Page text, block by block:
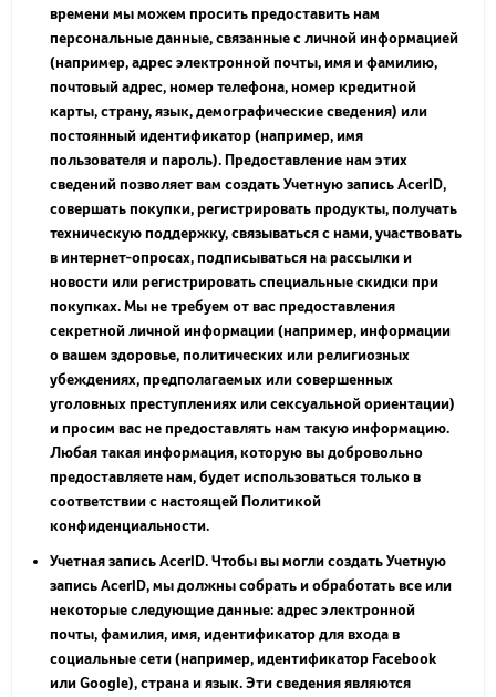
времени мы можем просить предоставить нам
персональные данные, связанные с личной информацией
(например, адрес электронной почты, имя и фамилию,
почтовый адрес, номер телефона, номер кредитной
карты, страну, язык, демографические сведения) или
постоянный идентификатор (например, имя
пользователя и пароль). Предоставление нам этих
сведений позволяет вам создать Учетную запись AcerID,
совершать покупки, регистрировать продукты, получать
техническую поддержку, связываться с нами, участвовать
в интернет-опросах, подписываться на рассылки и
новости или регистрировать специальные скидки при
покупках. Мы не требуем от вас предоставления
секретной личной информации (например, информации
о вашем здоровье, политических или религиозных
убеждениях, предполагаемых или совершенных
уголовных преступлениях или сексуальной ориентации)
и просим вас не предоставлять нам такую информацию.
Любая такая информация, которую вы добровольно
предоставляете нам, будет использоваться только в
соответствии с настоящей Политикой
конфиденциальности.
Учетная запись AcerID. Чтобы вы могли создать Учетную
запись AcerID, мы должны собрать и обработать все или
некоторые следующие данные: адрес электронной
почты, фамилия, имя, идентификатор для входа в
социальные сети (например, идентификатор Facebook
или Google), страна и язык. Эти сведения являются